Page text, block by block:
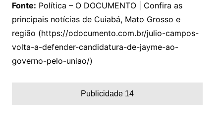
Fonte: Política – O DOCUMENTO | Confira as
principais notícias de Cuiabá, Mato Grosso e
região (https://odocumento.com.br/julio-campos-
volta-a-defender-candidatura-de-jayme-ao-
governo-pelo-uniao/)
Publicidade 14